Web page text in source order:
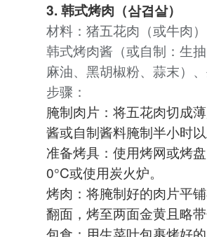
3. 韩式烤肉（삼겹살）
材料：猪五花肉（或牛肉）
韩式烤肉酱（或自制：生
麻油、黑胡椒粉、蒜末）
步骤：
腌制肉片：将五花肉切成
酱或自制酱料腌制半小时以
准备烤具：使用烤网或烤
0°C或使用炭火炉。
烤肉：将腌制好的肉片平
翻面，烤至两面金黄且略带